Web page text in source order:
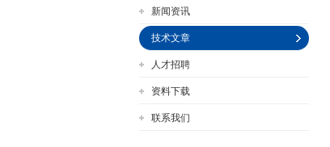
新闻资讯
技术文章
人才招聘
资料下载
联系我们